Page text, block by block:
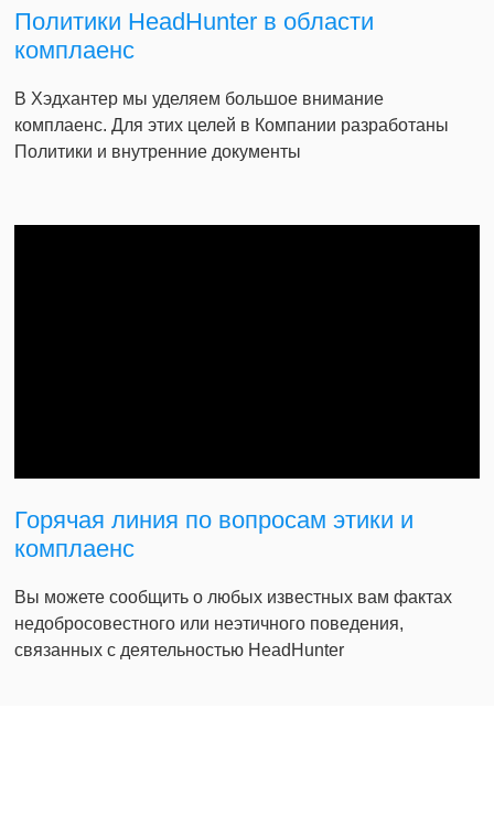
Политики HeadHunter в области
комплаенс
В Хэдхантер мы уделяем большое внимание
комплаенс. Для этих целей в Компании разработаны
Политики и внутренние документы
Горячая линия по вопросам этики и
комплаенс
Вы можете сообщить о любых известных вам фактах
недобросовестного или неэтичного поведения,
связанных с деятельностью HeadHunter